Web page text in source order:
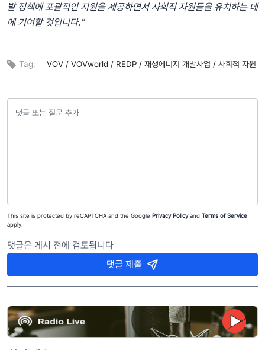
발 정책에 포괄적인 지원을 제공하면서 사회적 자원들을 유치하는 데
에 기여할 것입니다.”
Tag: VOV / VOVworld / REDP / 재생에너지 개발사업 / 사회적 자원
This site is protected by reCAPTCHA and the Google Privacy Policyand Terms of Service
apply.
댓글은 게시 전에 검토됩니다
댓글 제출